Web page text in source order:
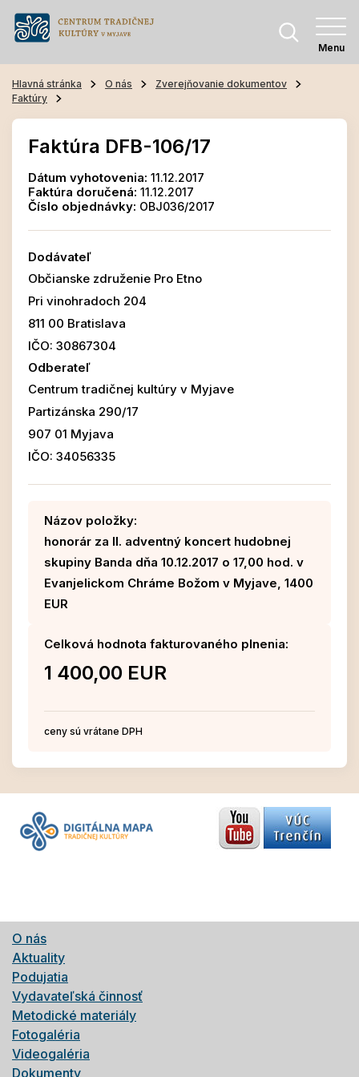
Menu
Hlavná stránka O nás
Zverejňovanie dokumentov
Faktúry
Faktúra DFB-106/17
Dátum vyhotovenia: 11.12.2017
Faktúra doručená: 11.12.2017
Číslo objednávky: OBJ036/2017
Dodávateľ
Občianske združenie Pro Etno
Pri vinohradoch 204
811 00 Bratislava
IČO: 30867304
Odberateľ
Centrum tradičnej kultúry v Myjave
Partizánska 290/17
907 01 Myjava
IČO: 34056335
Názov položky:
honorár za II. adventný koncert hudobnej
skupiny Banda dňa 10.12.2017 o 17,00 hod. v
Evanjelickom Chráme Božom v Myjave, 1400
EUR
Celková hodnota fakturovaného plnenia:
1 400,00 EUR
ceny sú vrátane DPH
O nás
Aktuality
Podujatia
Vydavateľská činnosť
Metodické materiály
Fotogaléria
Videogaléria
Dokumenty